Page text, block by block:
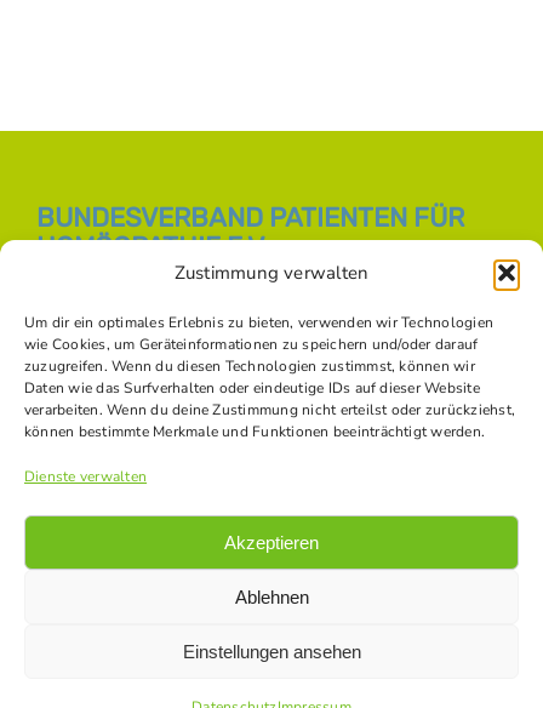
Zustimmung verwalten
Um dir ein optimales Erlebnis zu bieten, verwenden wir Technologien
wie Cookies, um Geräteinformationen zu speichern und/oder darauf
zuzugreifen. Wenn du diesen Technologien zustimmst, können wir
Daten wie das Surfverhalten oder eindeutige IDs auf dieser Website
verarbeiten. Wenn du deine Zustimmung nicht erteilst oder zurückziehst,
können bestimmte Merkmale und Funktionen beeinträchtigt werden.
Dienste verwalten
Akzeptieren
Ablehnen
Einstellungen ansehen
BUNDESVERBAND PATIENTEN FÜR
HOMÖOPATHIE E.V.
E-Mail:
info [at] bph-online.de
Webseite:Homöopathie Online
SOZIALE NETZWERKE
Datenschutz|Impressum|Kontakt